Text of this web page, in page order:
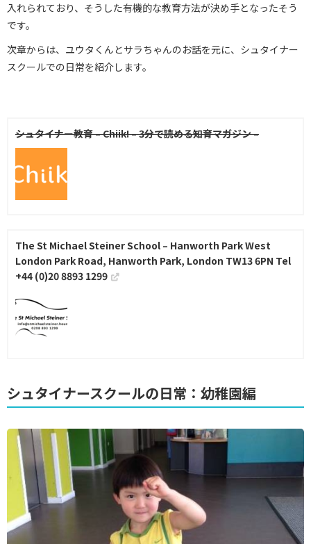
入れられており、そうした有機的な教育方法が決め手となったそう
です。
次章からは、ユウタくんとサラちゃんのお話を元に、シュタイナー
スクールでの日常を紹介します。
シュタイナー教育 – Chiik! – 3分で読める知育マガジン –
The St Michael Steiner School – Hanworth Park West
London Park Road, Hanworth Park, London TW13 6PN Tel
+44 (0)20 8893 1299
シュタイナースクールの日常：幼稚園編